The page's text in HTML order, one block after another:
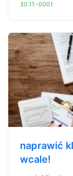
30.11.-0001
naprawić
wcale!